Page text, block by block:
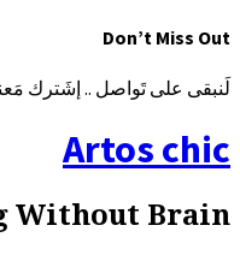
Don’t Miss Out
لَنبقى على تَواصل .. إشَترك
Artos chic
Without Brain